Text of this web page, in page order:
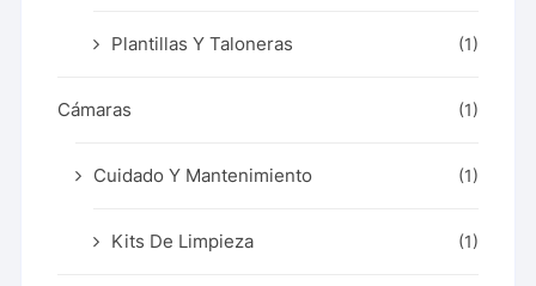
Plantillas Y Taloneras (1)
Cámaras (1)
Cuidado Y Mantenimiento (1)
Kits De Limpieza (1)